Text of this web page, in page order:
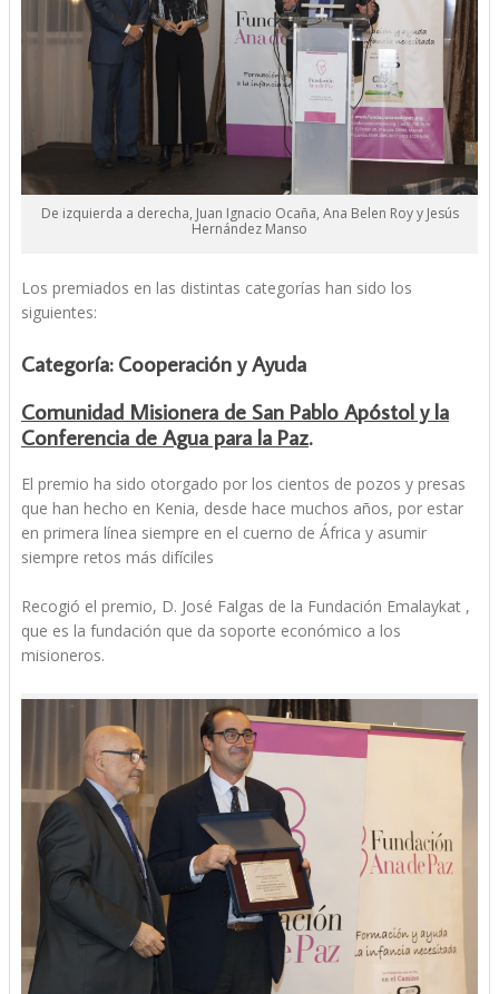
De izquierda a derecha, Juan Ignacio Ocaña, Ana Belen Roy y Jesús
Hernández Manso
Los premiados en las distintas categorías han sido los
siguientes:
Categoría: Cooperación y Ayuda
Comunidad Misionera de San Pablo Apóstol y la
Conferencia de Agua para la Paz.
El premio ha sido otorgado por los cientos de pozos y presas
que han hecho en Kenia, desde hace muchos años, por estar
en primera línea siempre en el cuerno de África y asumir
siempre retos más difíciles
Recogió el premio, D. José Falgas de la Fundación Emalaykat ,
que es la fundación que da soporte económico a los
misioneros.